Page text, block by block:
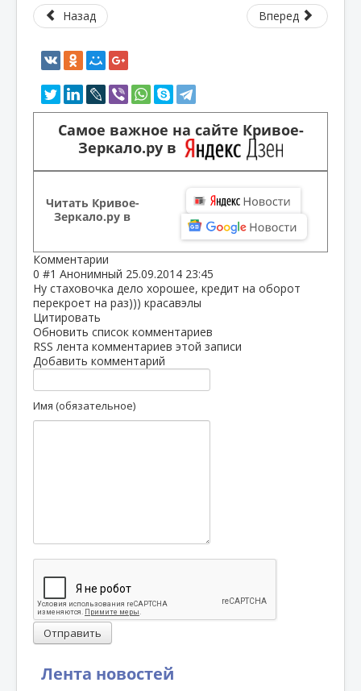
Лента новостей
Назад Вперед
Самое важное на сайте Кривое-
Зеркало.ру в
Читать Кривое-
Зеркало.ру в
Комментарии
0 #1 Анонимный 25.09.2014 23:45
Ну стаховочка дело хорошее, кредит на оборот
перекроет на раз))) красавэлы
Цитировать
Обновить список комментариев
RSS лента комментариев этой записи
Добавить комментарий
Имя (обязательное)
Отправить